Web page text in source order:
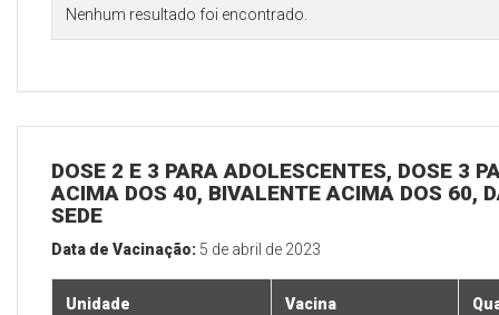
Nenhum resultado foi encontrado.
DOSE 2 E 3 PARA ADOLESCENTES, DOSE 3
ACIMA DOS 40, BIVALENTE ACIMA DOS 60,
SEDE
Data de Vacinação: 5 de abril de 2023
Unidade Vacina